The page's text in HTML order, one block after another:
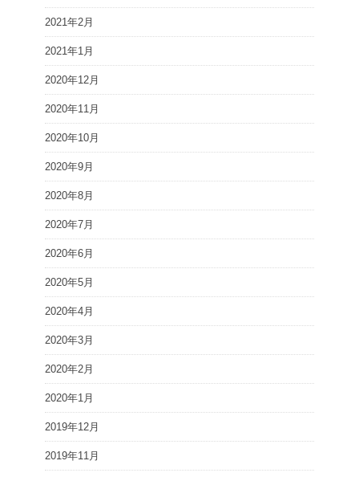
2021年2月
2021年1月
2020年12月
2020年11月
2020年10月
2020年9月
2020年8月
2020年7月
2020年6月
2020年5月
2020年4月
2020年3月
2020年2月
2020年1月
2019年12月
2019年11月